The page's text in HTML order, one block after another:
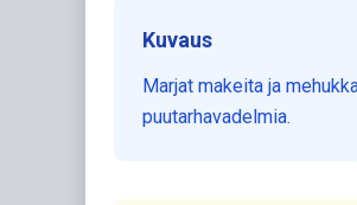
Kuvaus
Marjat makeita ja
puutarhavadelmia.